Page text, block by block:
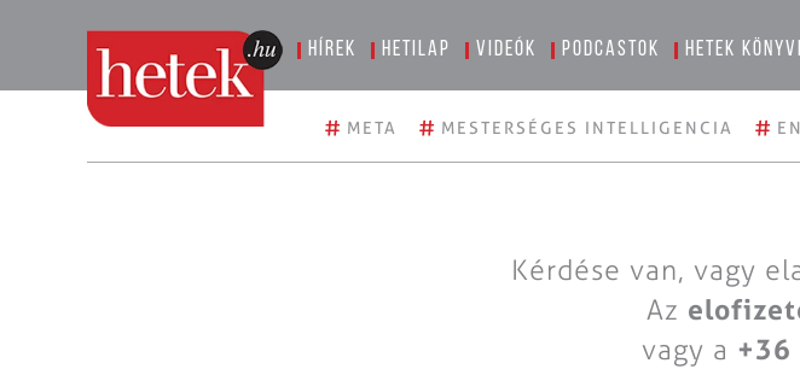
Hírek Hetilap Videók Podcastok Hetek
# META # MESTERSÉGES INTELLIGENCIA #
Kérdése van, vagy
Az
vagy a +36